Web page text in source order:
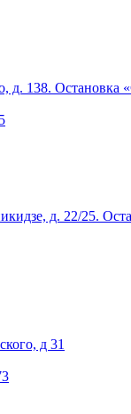
д. 138. Остановка
д. 22/25.
д 31